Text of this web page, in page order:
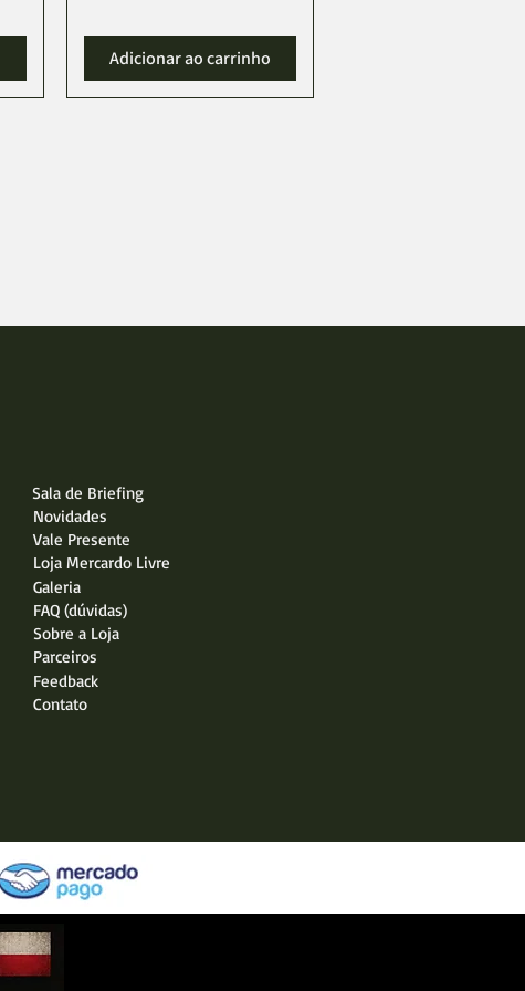
Adicionar ao carrinho
Sala de Briefing
Novidades
Vale Presente
Loja Mercardo Livre
Galeria
FAQ (dúvidas)
Sobre a Loja
Parceiros
Feedback
Contato